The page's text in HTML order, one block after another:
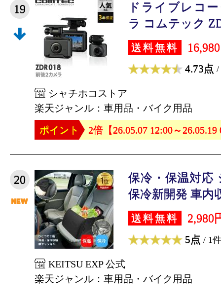
19
ドライブレコ
ラ コムテック
送料無料
4.73点 /
シャチホコストア
楽天ジャンル：車用品・バイク用品
ポイント
2倍【26.05.07 12:00～26.05.19
20
保冷・保温対応
保冷新開発 車内
送料無料 2,980
5点 / 1件
KEITSU EXP 公式
楽天ジャンル：車用品・バイク用品